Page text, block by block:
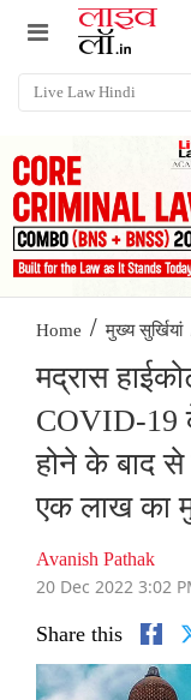
Home / मुख्य सुर्खियां
मद्रास
COVID-19
होने के बाद से
एक लाख का
Avanish Pathak
20 Dec 2022 3:02
Share this